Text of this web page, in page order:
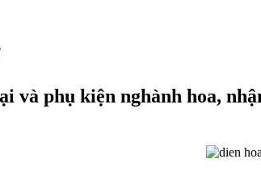
và phụ kiện nghành hoa,